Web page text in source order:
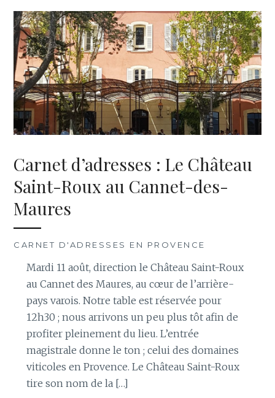
Carnet d’adresses : Le Château
Saint-Roux au Cannet-des-
Maures
CARNET D'ADRESSES EN PROVENCE
Mardi 11 août, direction le Château Saint-Roux
au Cannet des Maures, au cœur de l’arrière-
pays varois. Notre table est réservée pour
12h30 ; nous arrivons un peu plus tôt afin de
profiter pleinement du lieu. L’entrée
magistrale donne le ton ; celui des domaines
viticoles en Provence. Le Château Saint-Roux
tire son nom de la […]